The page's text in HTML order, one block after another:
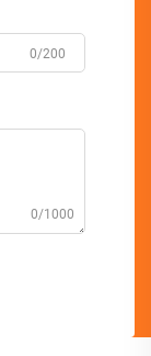
0/200
0/1000